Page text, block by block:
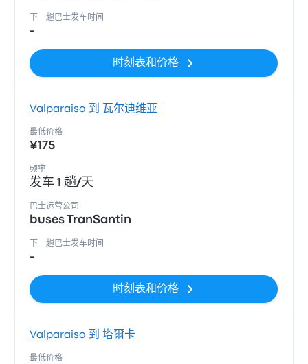
下一趟巴士发车时间
-
时刻表和价格
Valparaiso 到 瓦尔迪维亚
最低价格
¥175
频率
发车 1 趟/天
巴士运营公司
buses TranSantin
下一趟巴士发车时间
-
时刻表和价格
Valparaiso 到 塔爾卡
最低价格